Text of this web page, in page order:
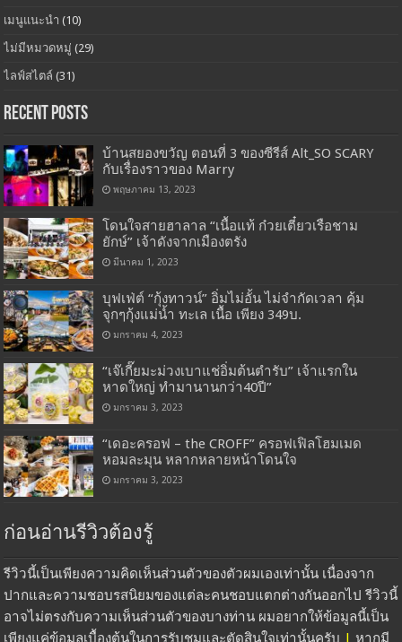
เมนูแนะนำ (10)
ไม่มีหมวดหมู่ (29)
ไลฟ์สไตล์ (31)
Recent Posts
บ้านสยองขวัญ ตอนที่ 3 ของซีรีส์ Alt_SO SCARY
กับเรื่องราวของ Marry
พฤษภาคม 13, 2023
โดนใจสายฮาลาล “เนื้อแท้ ก๋วยเตี๋ยวเรือชาม
ยักษ์” เจ้าดังจากเมืองตรัง
มีนาคม 1, 2023
บุฟเฟ่ต์ “กุ้งทาวน์” อิ่มไม่อั้น ไม่จำกัดเวลา คุ้ม
จุกๆกุ้งแม่น้ำ ทะเล เนื้อ เพียง 349บ.
มกราคม 4, 2023
“เจ๊เกี๊ยมะม่วงเบาแช่อิ่มต้นตำรับ” เจ้าแรกใน
หาดใหญ่ ทำมานานกว่า40ปี”
มกราคม 3, 2023
“เดอะครอฟ – the CROFF” ครอฟเฟิลโฮมเมด
หอมละมุน หลากหลายหน้าโดนใจ
มกราคม 3, 2023
ก่อนอ่านรีวิวต้องรู้
รีวิวนี้เป็นเพียงความคิดเห็นส่วนตัวของตัวผมเองเท่านั้น เนื่องจาก
ปากและความชอบรสนิยมของแต่ละคนชอบแตกต่างกันออกไป รีวิวนี้
อาจไม่ตรงกับความเห็นส่วนตัวของบางท่าน ผมอยากให้ข้อมูลนี้เป็น